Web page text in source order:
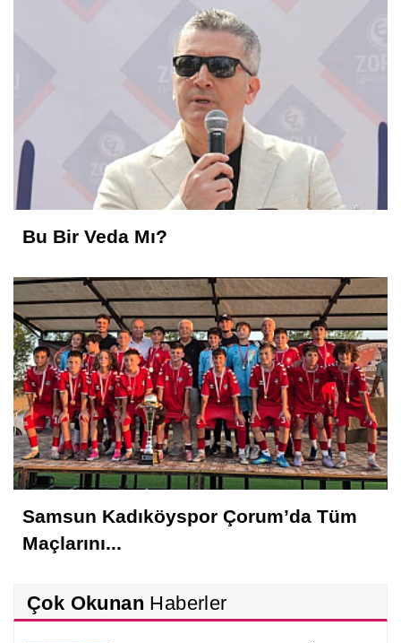
Bu Bir Veda Mı?
Samsun Kadıköyspor Çorum’da Tüm
Maçlarını...
Çok Okunan Haberler